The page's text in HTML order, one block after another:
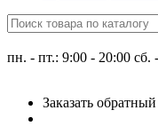
пн. - пт.: 9:00 - 20:00 сб.
Заказать